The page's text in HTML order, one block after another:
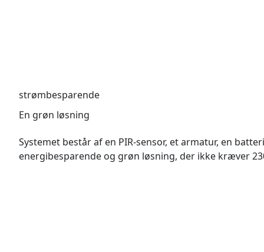
En grøn løsning
strømbesparende
Systemet består af en PIR-sensor, et armatur, en
energibesparende og grøn løsning, der ikke kræver